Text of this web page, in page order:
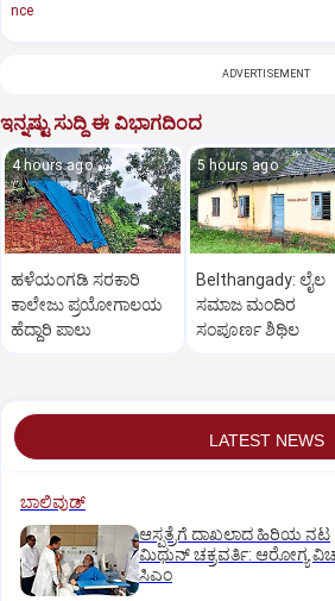
nce
ADVERTISEMENT
ಇನ್ನಷ್ಟು ಸುದ್ದಿ ಈ ವಿಭಾಗದಿಂದ
4 hours ago
ಹಳೆಯಂಗಡಿ ಸರಕಾರಿ
ಕಾಲೇಜು ಪ್ರಯೋಗಾಲಯ
ಹೆದ್ದಾರಿ ಪಾಲು
5 hours ago
Belthangady: ಲೈಲ
ಸಮಾಜ ಮಂದಿರ
ಸಂಪೂರ್ಣ ಶಿಥಿಲ
LATEST NEWS
ಬಾಲಿವುಡ್‌
ಆಸ್ಪತ್ರೆಗೆ ದಾಖಲಾದ ಹಿರಿಯ ನಟ
ಮಿಥುನ್ ಚಕ್ರವರ್ತಿ: ಆರೋಗ್ಯ
ಸಿಎಂ